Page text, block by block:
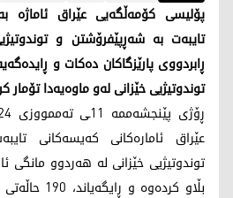
پۆلیسی كۆمه‌ڵگه‌یی عێراق ئاماژه‌
تایبه‌ت به‌ شه‌ڕپێفرۆشتن و
توندوتیژیی خێزانی له‌و ماوه‌یه‌دا تۆمار
عێراق ئاماره‌كانی كه‌یسه‌كانی
توندوتیژیی خێزانی له‌ هه‌ردوو مانگی